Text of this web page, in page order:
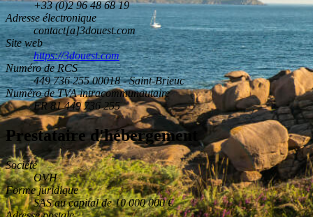
+33 (0)2 96 48 68 19
Adresse électronique
contact[a]3douest.com
Site web
https://3douest.com
Numéro de RCS
449 736 255 00018 - Saint-Brieuc
Numéro de TVA intracommunautaire
FR 81 449 736 255
Prestataire d'hébergement
Société
OVH
Forme juridique
SAS au capital de 10 000 000 €